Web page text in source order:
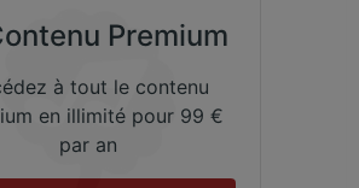
Premium
à tout le contenu
en illimité pour 99 €
par an